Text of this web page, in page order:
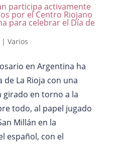
participa activamente
por el Centro Riojano
para celebrar el Día de
Varios
en Argentina ha
La Rioja con una
girado en torno a la
todo, al papel jugado
Millán en la
español, con el